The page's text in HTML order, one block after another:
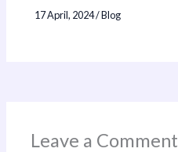
17 April, 2024/Blog
Leave a Comment